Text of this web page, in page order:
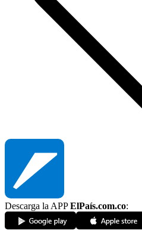
Descarga la APPElPaís.com.co: